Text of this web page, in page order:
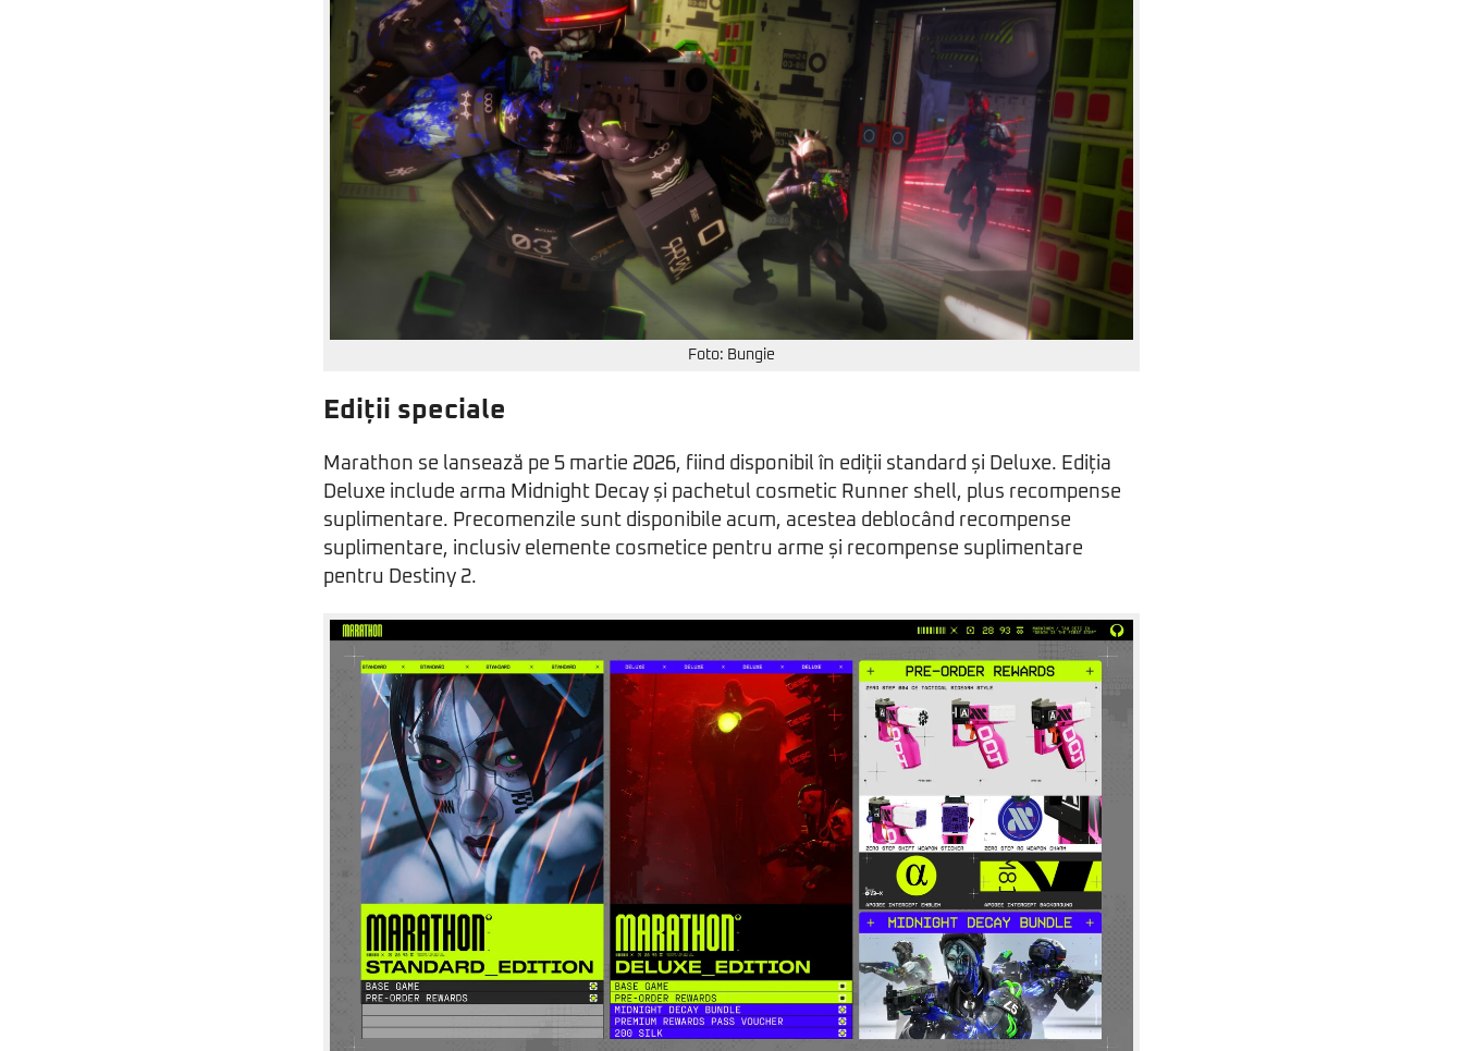
Foto: Bungie
Ediții speciale
Marathon se lansează pe 5 martie 2026, fiind disponibil în ediții standard și Deluxe. Ediția
Deluxe include arma Midnight Decay și pachetul cosmetic Runner shell, plus recompense
suplimentare. Precomenzile sunt disponibile acum, acestea deblocând recompense
suplimentare, inclusiv elemente cosmetice pentru arme și recompense suplimentare
pentru Destiny 2.